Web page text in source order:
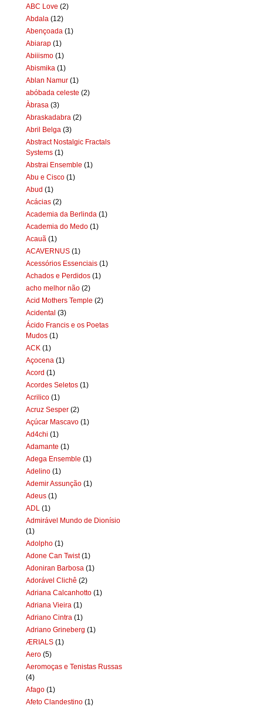
ABC Love (2)
Abdala (12)
Abençoada (1)
Abiarap (1)
Abiiismo (1)
Abismika (1)
Ablan Namur (1)
abóbada celeste (2)
Àbrasa (3)
Abraskadabra (2)
Abril Belga (3)
Abstract Nostalgic Fractals
Systems (1)
Abstrai Ensemble (1)
Abu e Cisco (1)
Abud (1)
Acácias (2)
Academia da Berlinda (1)
Academia do Medo (1)
Acauã (1)
ACAVERNUS (1)
Acessórios Essenciais (1)
Achados e Perdidos (1)
acho melhor não (2)
Acid Mothers Temple (2)
Acidental (3)
Ácido Francis e os Poetas
Mudos (1)
ACK (1)
Açocena (1)
Acord (1)
Acordes Seletos (1)
Acrilico (1)
Acruz Sesper (2)
Açúcar Mascavo (1)
Ad4chi (1)
Adamante (1)
Adega Ensemble (1)
Adelino (1)
Ademir Assunção (1)
Adeus (1)
ADL (1)
Admirável Mundo de Dionísio
(1)
Adolpho (1)
Adone Can Twist (1)
Adoniran Barbosa (1)
Adorável Clichê (2)
Adriana Calcanhotto (1)
Adriana Vieira (1)
Adriano Cintra (1)
Adriano Grineberg (1)
ÆRIALS (1)
Aero (5)
Aeromoças e Tenistas Russas
(4)
Afago (1)
Afeto Clandestino (1)